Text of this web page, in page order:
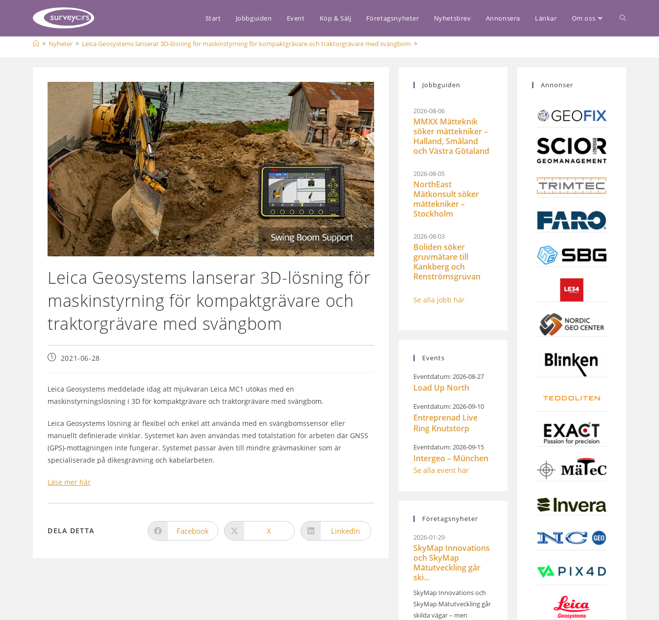
Start Jobbguiden Event Köp & Sälj Företagsnyheter Nyhetsbrev Annonsera Länkar Om oss
> Nyheter > Leica Geosystems lanserar 3D-lösning för maskinstyrning för kompaktgrävare och traktorgrävare med svängbom >
Leica Geosystems lanserar 3D-lösning för
maskinstyrning för kompaktgrävare och
traktorgrävare med svängbom
2021-06-28
Leica Geosystems meddelade idag att mjukvaran Leica MC1 utökas med en
maskinstyrningslösning i 3D för kompaktgrävare och traktorgrävare med svängbom.
Leica Geosystems lösning är flexibel och enkel att använda med en svängbomssensor eller
manuellt definierade vinklar. Systemet kan även användas med totalstation för arbeten där GNSS
(GPS)-mottagningen inte fungerar. Systemet passar även till mindre grävmaskiner som är
specialiserade på dikesgrävning och kabelarbeten.
Läse mer här
DELA DETTA Facebook X LinkedIn
Jobbguiden
2026-08-06
MMXX Mätteknik
söker mättekniker –
Halland, Småland
och Västra Götaland
2026-08-05
NorthEast
Mätkonsult söker
mättekniker –
Stockholm
2026-08-03
Boliden söker
gruvmätare till
Kankberg och
Renströmsgruvan
Se alla jobb här
Events
Eventdatum: 2026-08-27
Load Up North
Eventdatum: 2026-09-10
Entreprenad Live
Ring Knutstorp
Eventdatum: 2026-09-15
Intergeo – München
Se alla event här
Företagsnyheter
2026-01-29
SkyMap Innovations
och SkyMap
Mätutveckling går
ski...
SkyMap Innovations och
SkyMap Mätutveckling går
skilda vägar – men
Annonser